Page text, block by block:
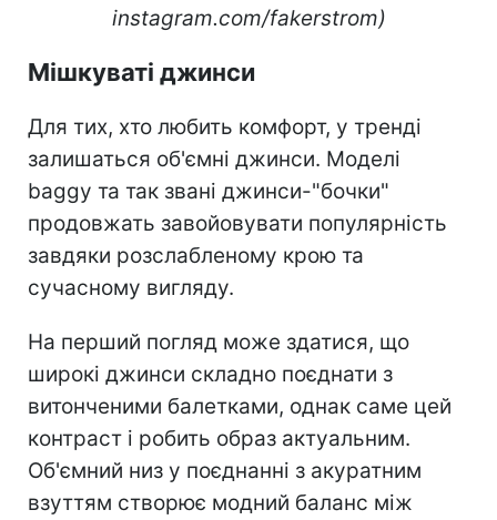
instagram.com/fakerstrom)
Мішкуваті джинси
Для тих, хто любить комфорт, у тренді
залишаться об'ємні джинси. Моделі
baggy та так звані джинси-"бочки"
продовжать завойовувати популярність
завдяки розслабленому крою та
сучасному вигляду.
На перший погляд може здатися, що
широкі джинси складно поєднати з
витонченими балетками, однак саме цей
контраст і робить образ актуальним.
Об'ємний низ у поєднанні з акуратним
взуттям створює модний баланс між